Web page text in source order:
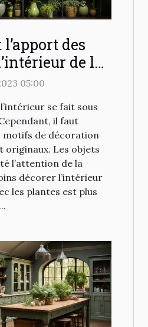
l’apport des
de la
05:00
se fait sous
il faut
motifs de décoration
originaux. Les objets
l’attention de la
décorer l’intérieur
les plantes est plus